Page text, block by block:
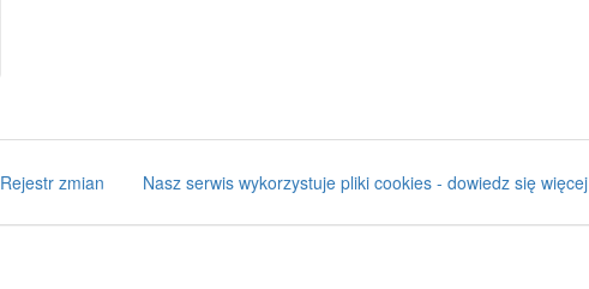
Rejestr zmian Nasz serwis wykorzystuje pliki cookies - dowiedz się więcej